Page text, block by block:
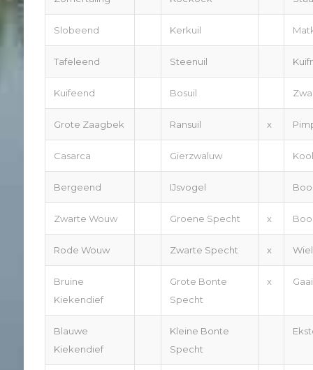
Slobeend Kerkuil
Tafeleend Steenuil
Kuifeend Bosuil
Grote Zaagbek Ransuil x
Casarca Gierzwaluw
Bergeend IJsvogel
Zwarte Wouw Groene Specht x
Rode Wouw Zwarte Specht x
Bruine
Kiekendief
Grote Bonte
Specht
x Gaai
Blauwe
Kiekendief
Kleine Bonte
Specht